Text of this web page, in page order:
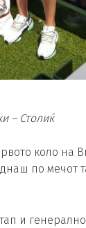
– Столиќ
коло на
по мечот
и